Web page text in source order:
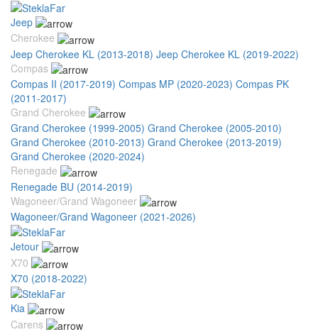
Jeep
Cherokee
Jeep Cherokee KL (2013-2018) Jeep Cherokee KL (2019-2022)
Compas
Compas II (2017-2019) Compas MP (2020-2023) Compas PK
(2011-2017)
Grand Cherokee
Grand Cherokee (1999-2005) Grand Cherokee (2005-2010)
Grand Cherokee (2010-2013) Grand Cherokee (2013-2019)
Grand Cherokee (2020-2024)
Renegade
Renegade BU (2014-2019)
Wagoneer/Grand Wagoneer
Wagoneer/Grand Wagoneer (2021-2026)
Jetour
X70
X70 (2018-2022)
Kia
Carens